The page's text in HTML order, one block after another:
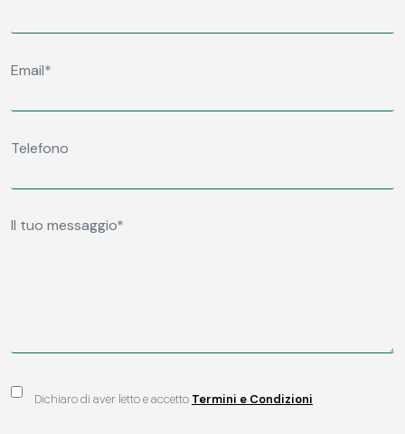
Dichiaro di aver letto e accetto Termini e Condizioni